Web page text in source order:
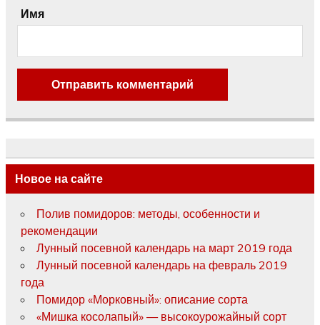
Имя
Новое на сайте
Полив помидоров: методы, особенности и
рекомендации
Лунный посевной календарь на март 2019 года
Лунный посевной календарь на февраль 2019
года
Помидор «Морковный»: описание сорта
«Мишка косолапый» — высокоурожайный сорт